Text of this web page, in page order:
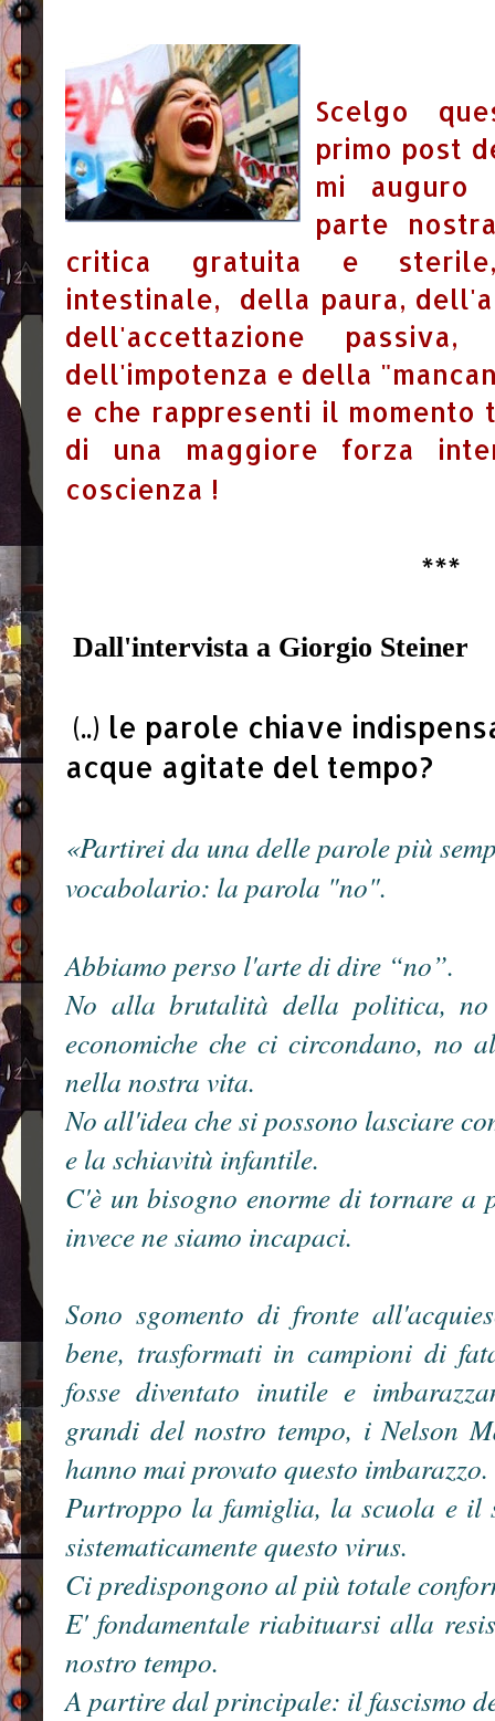
Scelgo
primo post
mi auguro
parte
critica gratuita e
intestinale,
della paura,
dell'accettazione
dell'impotenza e della
e che rappresenti il
di una maggiore forza
coscienza !
***
Dall'intervista a Giorgio Steiner
(..) le parole chiave
acque agitate del tempo?
«Partirei da una delle parole più
vocabolario: la parola "no".
Abbiamo perso l'arte di dire “no”.
No alla brutalità della politica,
economiche che ci circondano, no
nella nostra vita.
No all'idea che si possono lasciare
e la schiavitù infantile.
C'è un bisogno enorme di tornare
invece ne siamo incapaci.
Sono sgomento di fronte
bene, trasformati in campioni di
fosse diventato inutile e
grandi del nostro tempo, i Nelson
hanno mai provato questo imbarazzo.
Purtroppo la famiglia, la scuola e il
sistematicamente questo virus.
Ci predispongono al più totale
E' fondamentale riabituarsi alla
nostro tempo.
A partire dal principale: il fascismo